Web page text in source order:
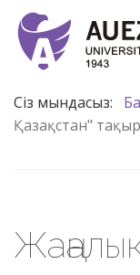
Сіз мындасыз:
Қазақстан"